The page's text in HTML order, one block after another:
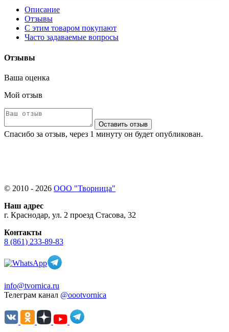
Описание
Отзывы
С этим товаром покупают
Часто задаваемые вопросы
Отзывы
Ваша оценка
Мой отзыв
Оставить отзыв
Спасибо за отзыв, через 1 минуту он будет опубликован.
© 2010 - 2026 ООО "Творница"
Наш адрес
г. Краснодар, ул. 2 проезд Стасова, 32
Контакты
8 (861) 233-89-83
info@tvornica.ru
Телеграм канал @oootvornica